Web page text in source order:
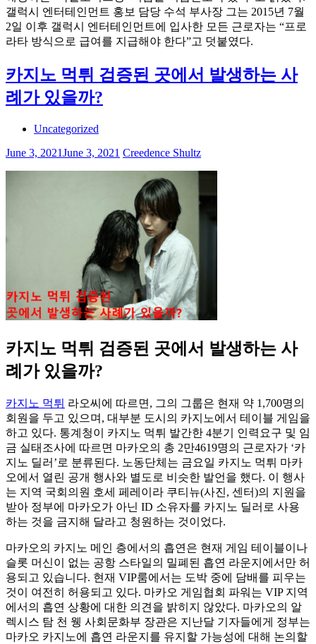
갤럭시 엔터테인먼트 홍보 담당 수석 부사장 그는 2015년 7월
2일 이후 갤럭시 엔터테인먼트에 입사한 모든 근로자는 “프로
라타 방식으로 급여를 지급해야 한다”고 덧붙였다.
카지노 먹튀 검증된 곳에서 발생하는 사
례가 있을까?
Uncategorized
June 3, 2021June 3, 2021 Creedence Shultz
카지노 먹튀 검증된 곳에서 발생하는 사
례가 있을까?
카지노 먹튀 라오씨에 따르면, 그의 그룹은 현재 약 1,700명의
회원을 두고 있으며, 대부분 도시의 카지노에서 테이블 게임을
하고 있다. 통계청이 카지노 먹튀 발간한 4분기 인력요구 및 임
금 실태조사에 따르면 마카오의 총 2만4619명의 근로자가 ‘카
지노 딜러’로 분류된다. 노동단체는 금요일 카지노 먹튀 마카
오에서 열린 공개 행사와 별도로 비슷한 발언을 했다. 이 행사
는 지역 국회의원 호세 페레이라 쿠티뉴(사진, 센터)의 지원을
받아 정부에 마카오가 아닌 ID 소유자를 카지노 딜러로 사용
하는 것을 금지해 달라고 청원하는 것이었다.
마카오의 카지노 메인 층에서의 흡연은 현재 게임 테이블이나
슬롯 머신이 없는 공항 스타일의 밀폐된 흡연 라운지에서만 허
용되고 있습니다. 현재 VIP룸에서는 도박 중에 담배를 피우는
것이 여전히 허용되고 있다. 마카오 게임협회 파워는 VIP 지역
에서의 흡연 상황에 대한 의견을 밝히지 않았다. 마카오의 알
렉시스 탐 천 웽 사회문화부 장관은 지난달 기자들에게 정부는
마카오 카지노에 흡연 라운지를 유지할 가능성에 대해 논의할